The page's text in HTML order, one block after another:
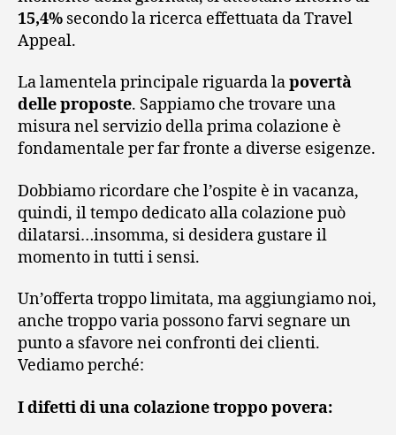
15,4% secondo la ricerca effettuata da Travel
Appeal.
La lamentela principale riguarda lapovertà
delle proposte. Sappiamo che trovare una
misura nel servizio della prima colazione è
fondamentale per far fronte a diverse esigenze.
Dobbiamo ricordare che l’ospite è in vacanza,
quindi, il tempo dedicato alla colazione può
dilatarsi…insomma, si desidera gustare il
momento in tutti i sensi.
Un’offerta troppo limitata, ma aggiungiamo noi,
anche troppo varia possono farvi segnare un
punto a sfavore nei confronti dei clienti.
Vediamo perché:
I difetti di una colazione troppo povera: